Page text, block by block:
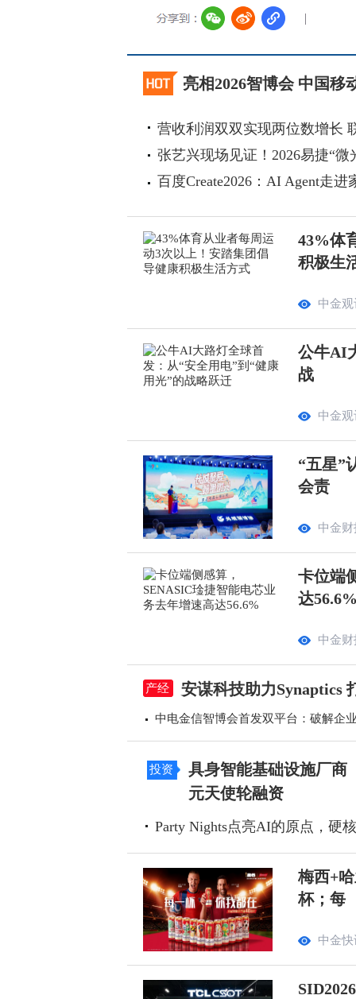
亮相2026智博会 中国移
营收利润双双实现两位数增长
张艺兴现场见证！2026易捷“微
百度Create2026：AI Agent走
43%体
积极生
中金观
公牛AI
战
中金观
“五星”
会责
中金财
卡位端
达
中金财
产经 安谋科技助力Synaptics
中电金信智博会首发双平台：破解企
投资
具身智能基础设施厂商
元天使轮融资
Party Nights点亮AI的原点，硬
梅西+
杯；每
中金快